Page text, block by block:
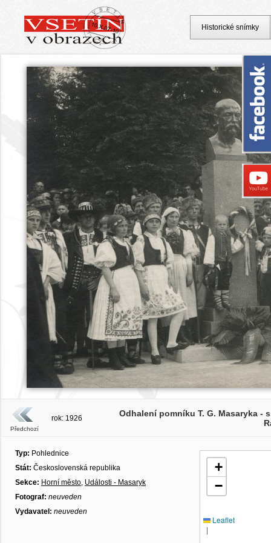
Předchozí
rok: 1926
Odhalení pomníku T. G. Masaryka -
Typ: Pohlednice
Stát: Československá republika
Sekce: Horní město, Události - Masaryk
Fotograf: neuveden
Vydavatel: neuveden
+
−
Leaflet
|
Historické snímky